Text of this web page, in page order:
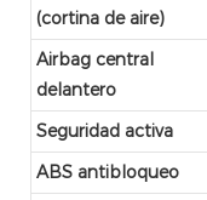
(cortina de aire)
Airbag central
delantero
Seguridad activa
ABS antibloqueo